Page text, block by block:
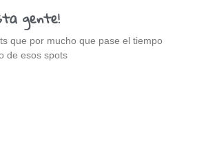
gente!
que por mucho que pase el tiempo
de esos spots